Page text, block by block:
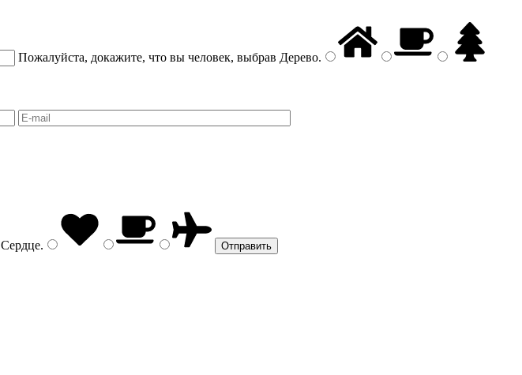
Пожалуйста, докажите, что вы человек, выбрав Дерево.
Сердце.